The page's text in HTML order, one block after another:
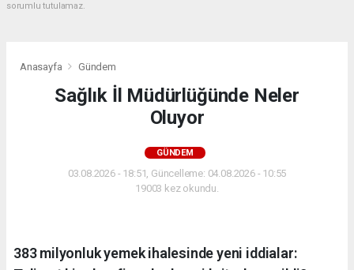
sorumlu tutulamaz.
Anasayfa Gündem
Sağlık İl Müdürlüğünde Neler
Oluyor
GÜNDEM
03.08.2026 - 18:51, Güncelleme: 04.08.2026 - 10:55
19003 kez okundu.
383 milyonluk yemek ihalesinde yeni iddialar: